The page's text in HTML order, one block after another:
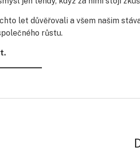
let důvěřovali a všem našim
růstu.